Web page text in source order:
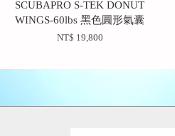
SCUBAPRO S-TEK DONUT
WINGS-60lbs 黑色圓形氣囊
NT$ 19,800